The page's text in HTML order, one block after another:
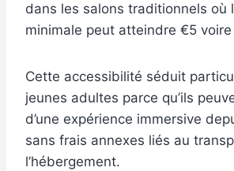
dans les salons traditionnels où
minimale peut atteindre €5 voire
Cette accessibilité séduit
jeunes adultes parce qu’ils
d’une expérience immersive
sans frais annexes liés au
l’hébergement.